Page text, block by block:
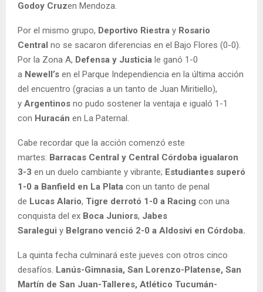
Godoy Cruzen Mendoza.
Por el mismo grupo, Deportivo Riestra y Rosario
Central no se sacaron diferencias en el Bajo Flores (0-0).
Por la Zona A, Defensa y Justicia le ganó 1-0
a Newell’s en el Parque Independiencia en la última acción
del encuentro (gracias a un tanto de Juan Miritiello),
y Argentinos no pudo sostener la ventaja e igualó 1-1
con Huracán en La Paternal.
Cabe recordar que la acción comenzó este
martes: Barracas Central y Central Córdoba igualaron
3-3 en un duelo cambiante y vibrante; Estudiantes superó
1-0 a Banfield en La Plata con un tanto de penal
de Lucas Alario, Tigre derrotó 1-0 a Racing con una
conquista del ex Boca Juniors, Jabes
Saralegui y Belgrano venció 2-0 a Aldosivi en Córdoba.
La quinta fecha culminará este jueves con otros cinco
desafíos. Lanús-Gimnasia, San Lorenzo-Platense, San
Martín de San Juan-Talleres, Atlético Tucumán-